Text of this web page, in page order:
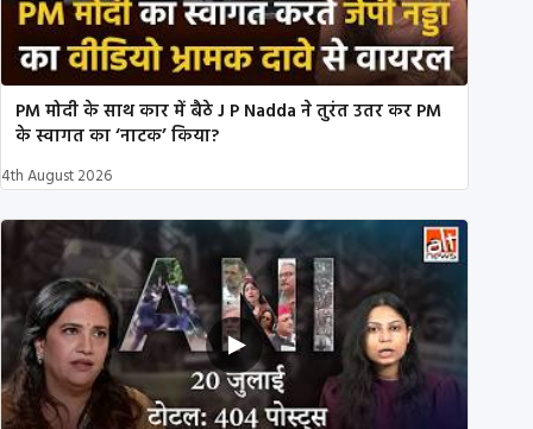
PM मोदी के साथ कार में बैठे J P Nadda ने तुरंत उतर कर PM
के स्वागत का ‘नाटक’ किया?
4th August 2026